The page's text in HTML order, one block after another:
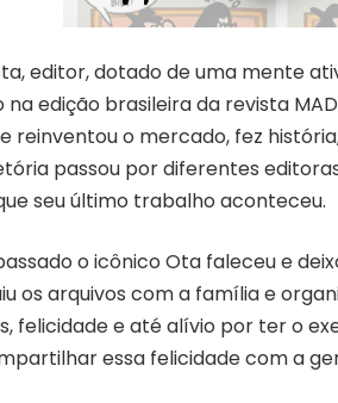
editor, dotado de uma mente
edição brasileira da revista
reinventou o mercado, fez
passou por diferentes
seu último trabalho aconteceu.
o icônico Ota faleceu e
os arquivos com a família e
felicidade e até alívio por ter o
essa felicidade com a